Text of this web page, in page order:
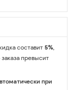
составит 5%,
превысит
при